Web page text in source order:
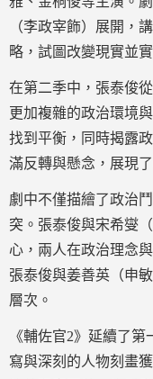
（李政宰飾）展開，
略，試圖改變現實並
在第二季中，張泰俊
更加複雜的政治環境
找到平衡，同時揭露
滿反轉與懸念，展現
劇中不僅描繪了政治
突。張泰俊與宋希燮
心，兩人在政治理念
張泰俊與姜善英（申
層次。
《輔佐官2》延續了
寫與深刻的人物刻畫